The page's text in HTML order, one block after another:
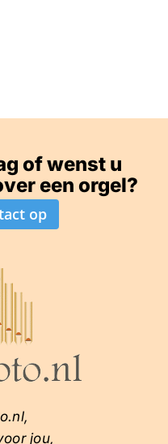
of wenst u
een orgel?
op
jou,